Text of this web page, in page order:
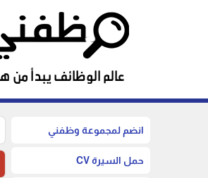
انضم لمجموعة وظفني
حمل السيرة CV